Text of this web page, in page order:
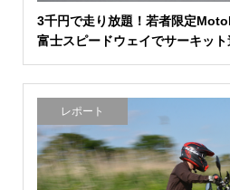
3千円で走り放題！若者限定
富士スピードウェイでサーキット
レポート